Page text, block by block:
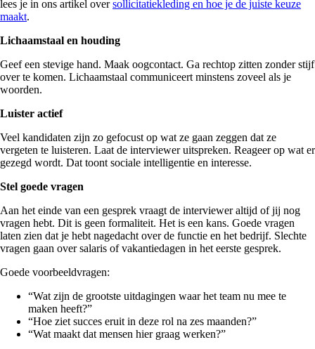
lees je in ons artikel oversollicitatiekleding en hoe je de juiste keuze
maakt.
Lichaamstaal en houding
Geef een stevige hand. Maak oogcontact. Ga rechtop zitten zonder stijf
over te komen. Lichaamstaal communiceert minstens zoveel als je
woorden.
Luister actief
Veel kandidaten zijn zo gefocust op wat ze gaan zeggen dat ze
vergeten te luisteren. Laat de interviewer uitspreken. Reageer op wat er
gezegd wordt. Dat toont sociale intelligentie en interesse.
Stel goede vragen
Aan het einde van een gesprek vraagt de interviewer altijd of jij nog
vragen hebt. Dit is geen formaliteit. Het is een kans. Goede vragen
laten zien dat je hebt nagedacht over de functie en het bedrijf. Slechte
vragen gaan over salaris of vakantiedagen in het eerste gesprek.
Goede voorbeeldvragen:
“Wat zijn de grootste uitdagingen waar het team nu mee te
maken heeft?”
“Hoe ziet succes eruit in deze rol na zes maanden?”
“Wat maakt dat mensen hier graag werken?”